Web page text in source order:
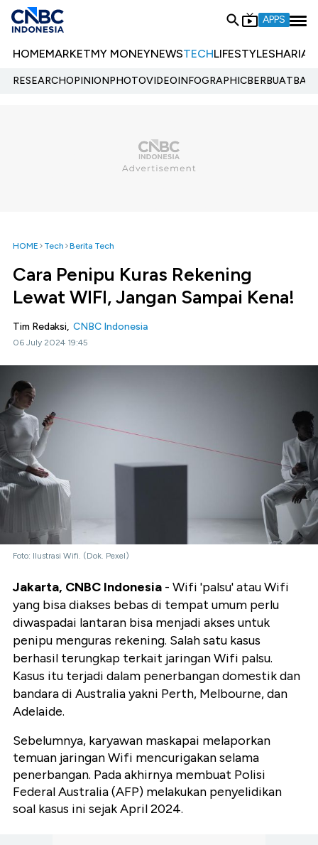
APPS
HOMEMARKETMY MONEYNEWSTECHLIFESTYLESHARIA
RESEARCHOPINIONPHOTOVIDEOINFOGRAPHIC
HOME Tech Berita Tech
Cara Penipu Kuras Rekening
Lewat WIFI, Jangan Sampai Kena!
Tim Redaksi, CNBC Indonesia
06 July 2024 19:45
Foto: Ilustrasi Wifi. (Dok. Pexel)
Jakarta, CNBC Indonesia - Wifi 'palsu' atau Wifi
yang bisa diakses bebas di tempat umum perlu
diwaspadai lantaran bisa menjadi akses untuk
penipu menguras rekening. Salah satu kasus
berhasil terungkap terkait jaringan Wifi palsu.
Kasus itu terjadi dalam penerbangan domestik dan
bandara di Australia yakni Perth, Melbourne, dan
Adelaide.
Sebelumnya, karyawan maskapai melaporkan
temuan jaringan Wifi mencurigakan selama
penerbangan. Pada akhirnya membuat Polisi
Federal Australia (AFP) melakukan penyelidikan
soal kasus ini sejak April 2024.